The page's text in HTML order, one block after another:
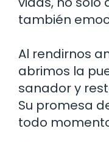
también
Al rendirnos
abrimos la
sanador y
Su promesa
todo